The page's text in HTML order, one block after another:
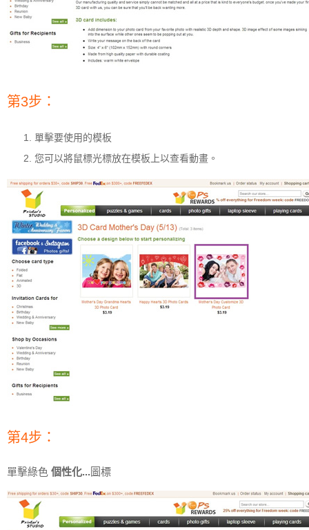
第3步：
單擊要使用的模板
您可以將鼠標光標放在模板上以查看動畫。
第4步：
單擊綠色 個性化... 圖標